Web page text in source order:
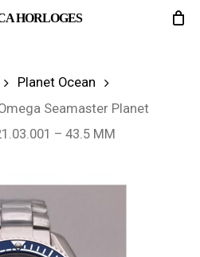
HORLOGES
Planet Ocean
Seamaster Planet
– 43.5 MM